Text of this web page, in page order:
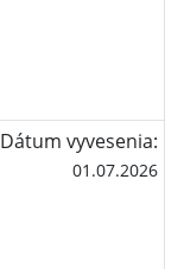
Dátum vyvesenia:
01.07.2026